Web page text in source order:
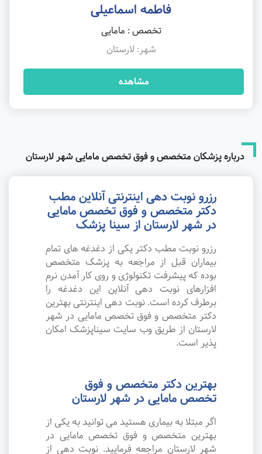
فاطمه اسماعیلی
تخصص : مامایی
شهر: لارستان
مشاهده
درباره پزشکان متخصص و فوق تخصص مامایی شهر لارستان
رزرو نوبت دهی اینترنتی آنلاین مطب
دکتر متخصص و فوق تخصص مامایی
در شهر لارستان از سینا پزشک
رزرو نوبت مطب دکتر یکی از دغدغه های تمام
بیماران قبل از مراجعه به پزشک متخصص
بوده که پیشرفت تکنولوژی و روی کار آمدن نرم
افزارهای نوبت دهی آنلاین این دغدغه را
برطرف کرده است. نوبت دهی اینترنتی بهترین
دکتر متخصص و فوق تخصص مامایی در شهر
لارستان از طریق وب سایت سیناپزشک امکان
پذیر است.
بهترین دکتر متخصص و فوق
تخصص مامایی در شهر لارستان
اگر مبتلا به بیماری هستید می توانید به یکی از
بهترین متخصص و فوق تخصص مامایی در
شهر لارستان مراجعه فرمایید. نوبت دهی از